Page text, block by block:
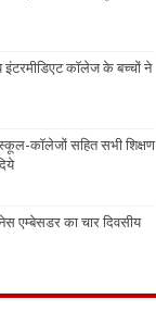
इंटरमीडिएट कॉलेज के बच्चों ने
कॉलेजों सहित सभी शिक्षण
एम्बेसडर का चार दिवसीय